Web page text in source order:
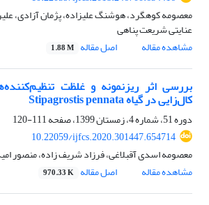
معصومه کوهگرد، هوشنگ علیزاده، پژمان آزادی،
عنایتی شریعت پناهی
مشاهده مقاله
اصل مقاله 1.88 M
بررسی اثر ریزنمونه‌ و غلظت
کال‌زایی در گیاه Stipagrostis pennata
دوره 51، شماره 4، زمستان 1399، صفحه
111-120
10.22059/ijfcs.2020.301447.654714
معصومه اسدی آقبلاغی، فرزاد شریف زاده، منصور
مشاهده مقاله
اصل مقاله 970.33 K